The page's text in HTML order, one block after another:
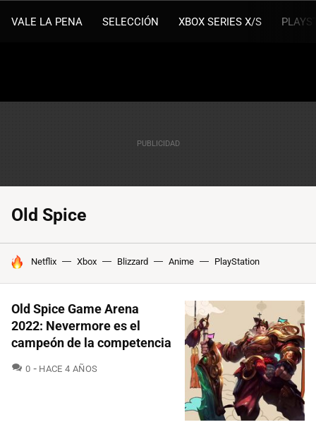
VALE LA PENA SELECCIÓN XBOX SERIES X/S
Old Spice
HOY SE HABLA DE
Netflix Xbox Blizzard Anime PlayStation
Old Spice Game Arena
2022: Nevermore es el
campeón de la competencia
0 COMENTARIOS
HACE 4 AÑOS